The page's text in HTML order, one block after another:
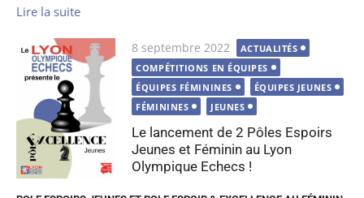
Lire la suite
Publié
le
8 septembre 2022
ACTUALITÉS
COMPÉTITIONS EN ÉQUIPES
ÉQUIPES FÉMININES
ÉQUIPES JEUNES
FÉMININES
JEUNES
Le lancement de 2 Pôles Espoirs
Jeunes et Féminin au Lyon
Olympique Echecs !